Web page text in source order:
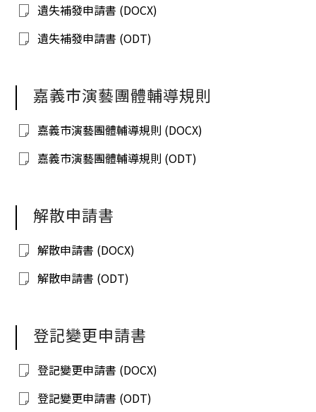
遺失補發申請書 (DOCX)
遺失補發申請書 (ODT)
嘉義市演藝團體輔導規則
嘉義市演藝團體輔導規則 (DOCX)
嘉義市演藝團體輔導規則 (ODT)
解散申請書
解散申請書 (DOCX)
解散申請書 (ODT)
登記變更申請書
登記變更申請書 (DOCX)
登記變更申請書 (ODT)